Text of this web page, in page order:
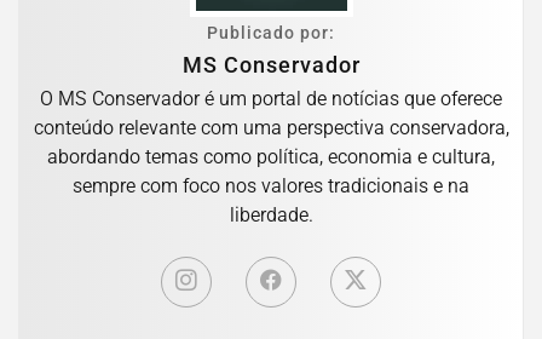
Publicado por:
MS Conservador
O MS Conservador é um portal de notícias que oferece
conteúdo relevante com uma perspectiva conservadora,
abordando temas como política, economia e cultura,
sempre com foco nos valores tradicionais e na
liberdade.